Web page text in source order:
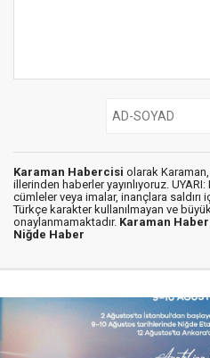
Karaman Habercisi olarak
illerinden haberler yayınlıyoruz.
cümleler veya imalar, inançlara saldırı
Türkçe karakter kullanılmayan ve
onaylanmamaktadır. Karaman Haber
Niğde Haber